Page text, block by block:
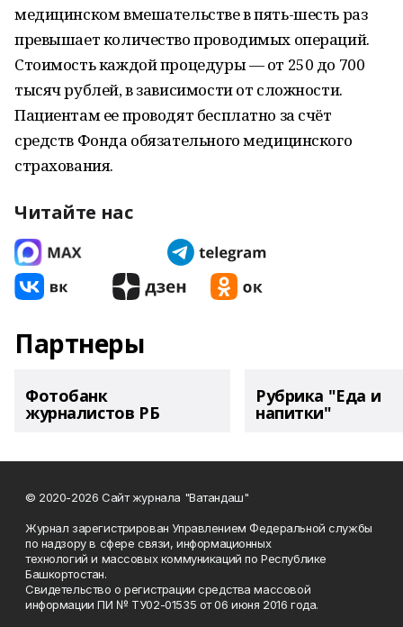
медицинском вмешательстве в пять-шесть раз
превышает количество проводимых операций.
Стоимость каждой процедуры — от 250 до 700
тысяч рублей, в зависимости от сложности.
Пациентам ее проводят бесплатно за счёт
средств Фонда обязательного медицинского
страхования.
Читайте нас
Партнеры
Фотобанк
журналистов РБ
Рубрика "Еда и
напитки"
© 2020-2026 Сайт журнала "Ватандаш"
Журнал зарегистрирован Управлением Федеральной службы
по надзору в сфере связи, информационных
технологий и массовых коммуникаций по Республике
Башкортостан.
Свидетельство о регистрации средства массовой
информации ПИ № ТУ02-01535 от 06 июня 2016 года.